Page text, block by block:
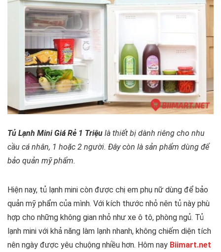
Tủ Lạnh Mini Giá Rẻ 1 Triệu là thiết bị dành riêng cho nhu
cầu cá nhân, 1 hoặc 2 người. Đây còn là sản phẩm dùng để
bảo quản mỹ phẩm.
Hiện nay, tủ lạnh mini còn được chị em phụ nữ dùng để bảo
quản mỹ phẩm của mình. Với kích thước nhỏ nên tủ này phù
hợp cho những không gian nhỏ như xe ô tô, phòng ngủ. Tủ
lạnh mini với khả năng làm lạnh nhanh, không chiếm diện tích
nên ngày được yêu chuộng nhiều hơn. Hôm nay Biimart.net